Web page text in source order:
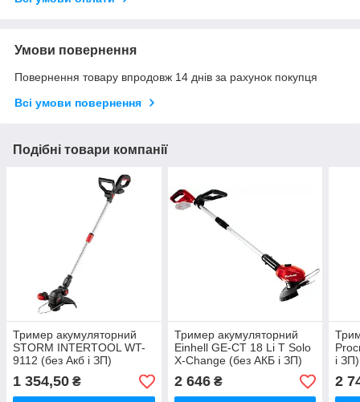
Умови повернення
Повернення товару впродовж 14 днів за рахунок покупця
Всі умови повернення
Подібні товари компанії
Тример акумуляторний
STORM INTERTOOL WT-
9112 (без Акб і ЗП)
1 354,50 ₴
Тример акумуляторний
Einhell GE-CT 18 Li T Solo
X-Change (без АКБ і ЗП)
2 646₴
і
2